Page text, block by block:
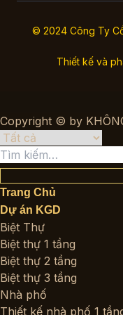
© 2024 Công Ty Cổ
Thiết kế và
Copyright © by
Tìm
kiếm:
Trang Chủ
Dự án KGD
Biệt Thự
Biệt thự 1 tầng
Biệt thự 2 tầng
Biệt thự 3 tầng
Nhà phố
Thiết kế nhà phố 1